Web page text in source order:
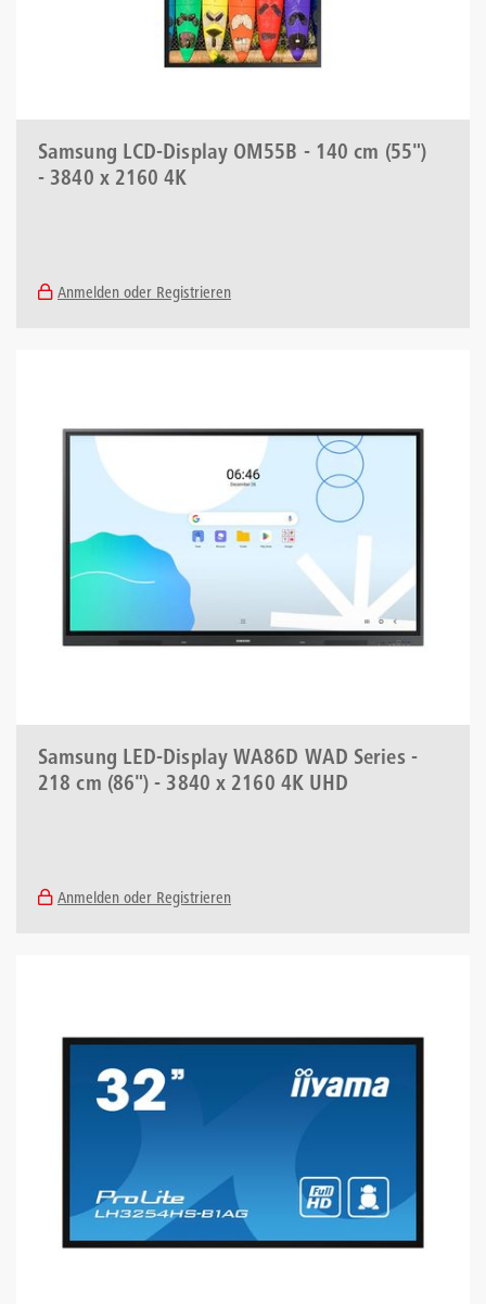
Samsung LCD-Display OM55B - 140 cm (55")
- 3840 x 2160 4K
Anmelden oder Registrieren
Samsung LED-Display WA86D WAD Series -
218 cm (86") - 3840 x 2160 4K UHD
Anmelden oder Registrieren